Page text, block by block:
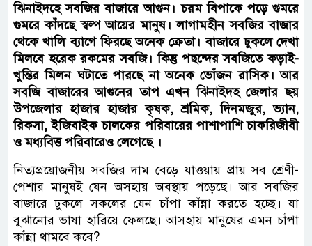
ঝিনাইদহে সবজির বাজারে আগুন। চরম বিপাকে পড়ে গুমরে
গুমরে কাঁদছে স্বল্প আয়ের মানুষ। লাগামহীন সবজির বাজার
থেকে খালি ব্যাগে ফিরছে অনেক ক্রেতা। বাজারে ঢুকলে দেখা
মিলবে হরেক রকমের সবজি। কিন্তু পছন্দের সবজিতে কড়াই-
খুন্তির মিলন ঘটাতে পারছে না অনেক ভোঁজন রাসিক। আর
সবজি বাজারের আগুনের তাপ এখন ঝিনাইদহ জেলার ছয়
উপজেলার হাজার হাজার কৃষক, শ্রমিক, দিনমজুর, ভ্যান,
রিকসা, ইজিবাইক চালকের পরিবারের পাশাপাশি চাকরিজীবী
ও মধ্যবিত্ত পরিবারেও লেগেছে ।
নিত্যপ্রয়োজনীয় সবজির দাম বেড়ে যাওয়ায় প্রায় সব শ্রেণী-
পেশার মানুষই যেন অসহায় অবস্থায় পড়েছে। আর সবজির
বাজারে ঢুকলে সকলের যেন চাঁপা কাঁন্না করতে হচ্ছে। যা
বুঝানোর ভাষা হারিয়ে ফেলছে। আসহায় মানুষের এমন চাঁপা
কাঁন্না থামবে কবে?